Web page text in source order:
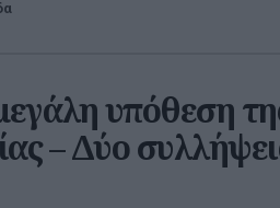
υπόθεση
– Δύο